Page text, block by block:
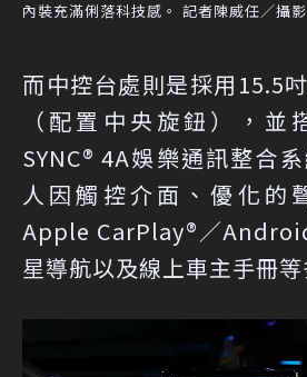
內裝充滿俐落科技感。 記者陳威任／攝影
而中控台處則是採用15.5
（配置中央旋鈕），並
SYNC® 4A娛樂通訊整合
人因觸控介面、優化的
Apple CarPlay®／
星導航以及線上車主手冊等